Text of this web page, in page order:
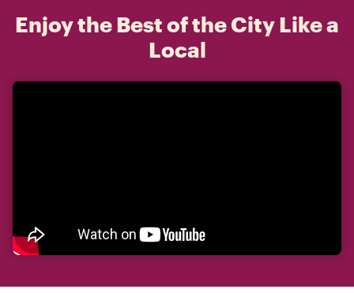
Enjoy the Best of the City Like a
Local